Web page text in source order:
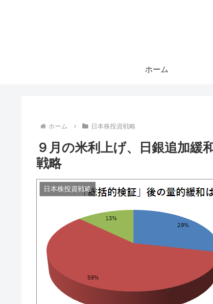
ホーム
ホーム 日本株投資戦略
９月の米利上げ、日銀追加緩
戦略
日本株投資戦略